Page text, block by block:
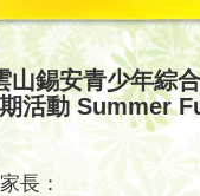
山錫安青少年綜
活動 Summer
長：